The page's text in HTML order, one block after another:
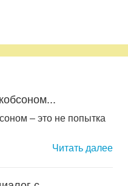
– это не попытка
Читать далее